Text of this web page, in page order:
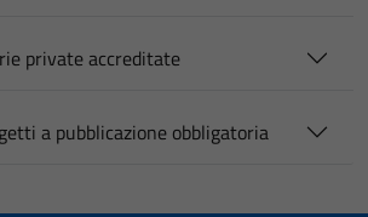
private accreditate
a pubblicazione obbligatoria